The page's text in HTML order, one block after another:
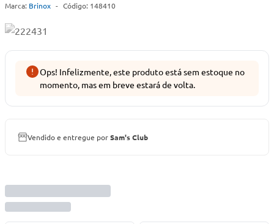
Marca: Brinox - Código: 148410
Ops! Infelizmente, este produto está sem estoque no
momento, mas em breve estará de volta.
Vendido e entregue porSam's Club